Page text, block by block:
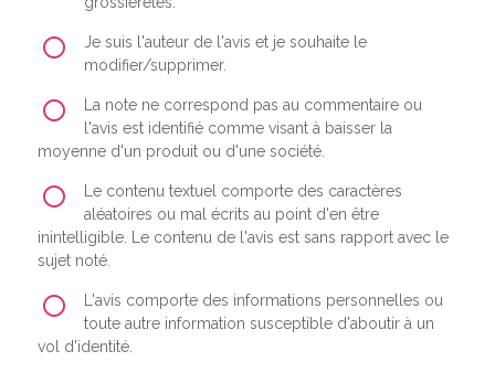
Je suis l'auteur de l'avis et je souhaite le
modifier/supprimer.
La note ne correspond pas au commentaire ou
l'avis est identifié comme visant à baisser la
moyenne d'un produit ou d'une société.
Le contenu textuel comporte des caractères
aléatoires ou mal écrits au point d'en être
inintelligible. Le contenu de l'avis est sans rapport avec le
sujet noté.
L'avis comporte des informations personnelles ou
toute autre information susceptible d'aboutir à un
vol d'identité.